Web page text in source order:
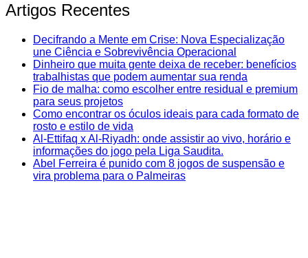
Artigos Recentes
Decifrando a Mente em Crise: Nova Especialização
une Ciência e Sobrevivência Operacional
Dinheiro que muita gente deixa de receber: benefícios
trabalhistas que podem aumentar sua renda
Fio de malha: como escolher entre residual e premium
para seus projetos
Como encontrar os óculos ideais para cada formato de
rosto e estilo de vida
Al-Ettifaq x Al-Riyadh: onde assistir ao vivo, horário e
informações do jogo pela Liga Saudita.
Abel Ferreira é punido com 8 jogos de suspensão e
vira problema para o Palmeiras